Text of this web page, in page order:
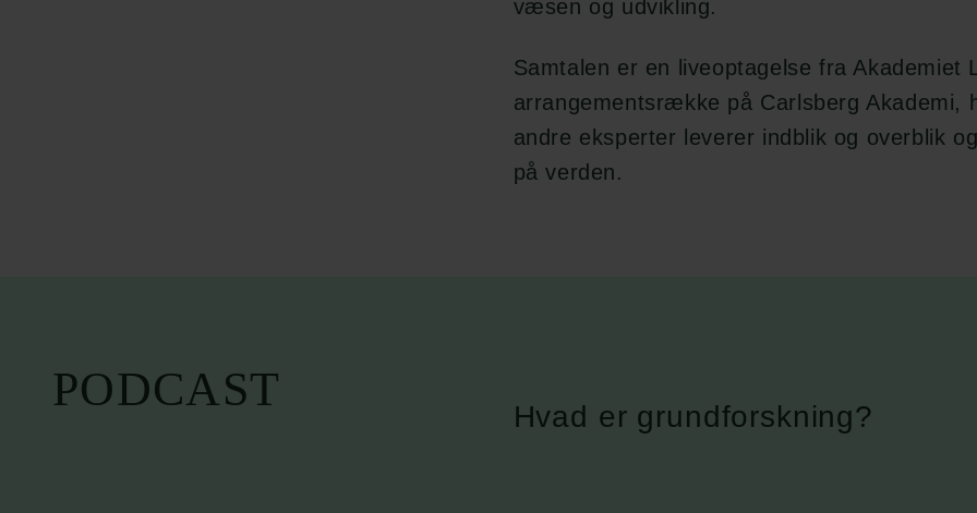
væsen og udvikling.
Samtalen er en liveoptagelse fra Akademiet
arrangementsrække på Carlsberg Akademi,
andre eksperter leverer indblik og overblik
på verden.
PODCAST
Hvad er grundforskning?